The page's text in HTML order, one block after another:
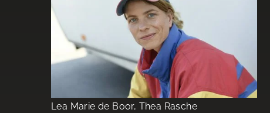
Lea Marie de Boor, Thea Rasche